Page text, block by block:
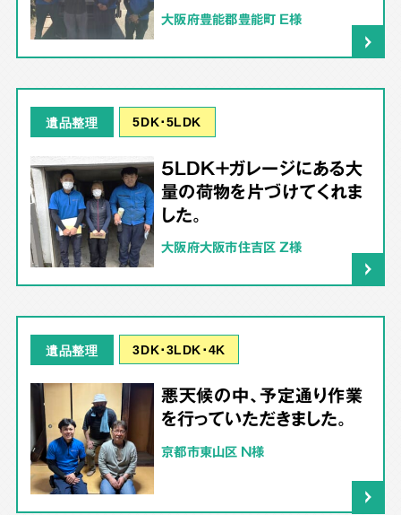
大阪府豊能郡豊能町 E様
遺品整理 5DK･5LDK
5LDK＋ガレージにある大
量の荷物を片づけてくれま
した。
大阪府大阪市住吉区 Z様
遺品整理 3DK･3LDK･4K
悪天候の中、予定通り作業
を行っていただきました。
京都市東山区 N様